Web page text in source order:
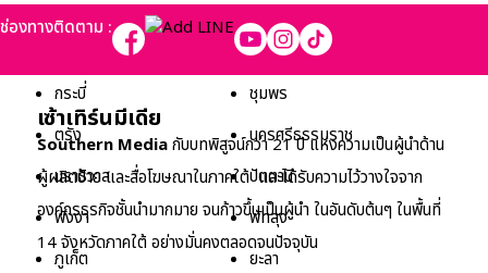
Property Types
กระบี่
ชุมพร
ตรัง
นครศรีธรรมราช
นราธิวาส
ปัตตานี
พังงา
พัทลุง
ภูเก็ต
ยะลา
ช่องทางติดตาม :
เซ้าเทิร์นมีเดีย
Southern Mediaกับบทพิสูจน์กว่า 21 ปี แห่งความเป็นผู้นำด้าน
ผู้ผลิตป้าย และสื่อโฆษณาในภาคใต้ และได้รับความไว้วางใจจาก
องค์กรธุรกิจชั้นนำมากมาย จนก้าวขึ้นเป็นผู้นำ ในอันดับต้นๆ ในพื้นที่
14 จังหวัดภาคใต้ อย่างมั่นคงตลอดจนปัจจุบัน